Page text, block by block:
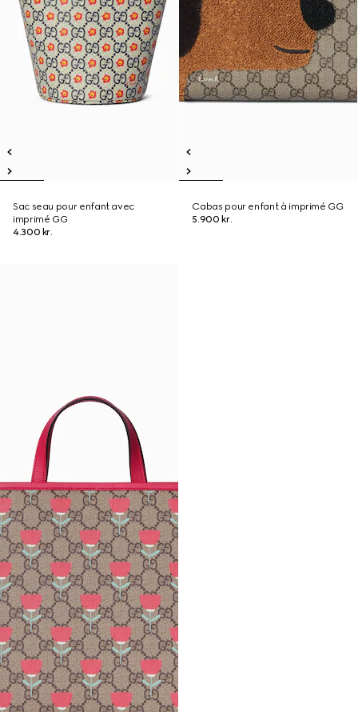
Sac seau pour enfant avec
imprimé GG
4.300 kr.
Cabas pour enfant à imprimé GG
5.900 kr.